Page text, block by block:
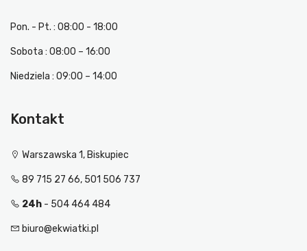
Pon. - Pt. : 08:00 - 18:00
Sobota : 08:00 – 16:00
Niedziela : 09:00 – 14:00
Kontakt
Warszawska 1, Biskupiec
89 715 27 66, 501 506 737
24h - 504 464 484
biuro@ekwiatki.pl